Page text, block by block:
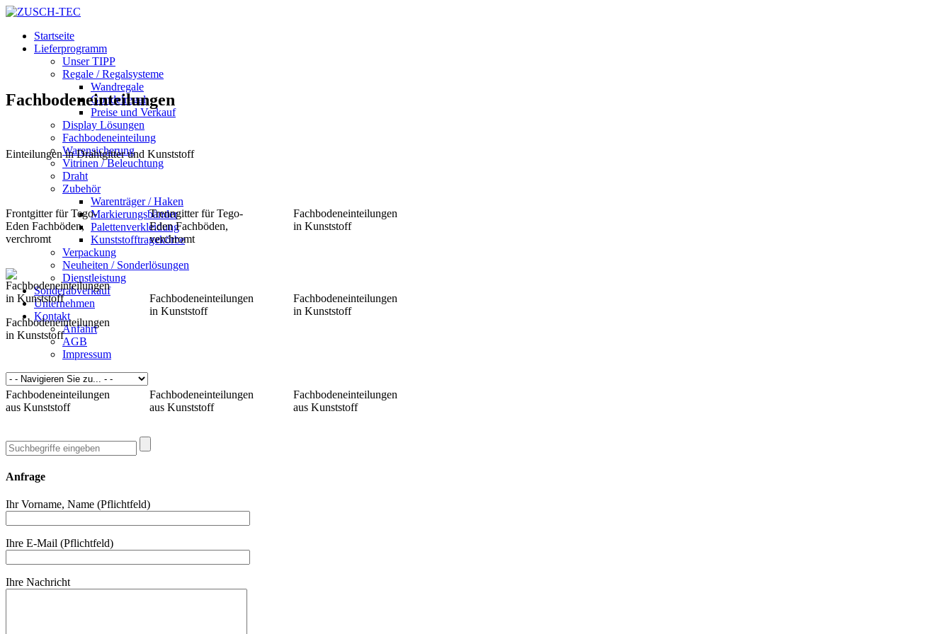
Startseite
Lieferprogramm
Unser TIPP
Regale / Regalsysteme
Wandregale
Gondelregal
Preise und Verkauf
Display Lösungen
Fachbodeneinteilung
Warensicherung
Vitrinen / Beleuchtung
Draht
Zubehör
Warenträger / Haken
Markierungsbänder
Palettenverkleidung
Kunststofftragekörbe
Verpackung
Neuheiten / Sonderlösungen
Dienstleistung
Sonderabverkauf
Unternehmen
Kontakt
Anfahrt
AGB
Impressum
Fachbodeneinteilungen
Einteilungen in Drahtgitter und Kunststoff
Frontgitter für Tego-
Eden Fachböden,
verchromt
Trenngitter für Tego-
Eden Fachböden,
verchromt
Fachbodeneinteilungen
in Kunststoff
Fachbodeneinteilungen
in Kunststoff
Fachbodeneinteilungen
in Kunststoff
Fachbodeneinteilungen
in Kunststoff
Fachbodeneinteilungen
aus Kunststoff
Fachbodeneinteilungen
aus Kunststoff
Fachbodeneinteilungen
aus Kunststoff
Anfrage
Ihr Vorname, Name (Pflichtfeld)
Ihre E-Mail (Pflichtfeld)
Ihre Nachricht